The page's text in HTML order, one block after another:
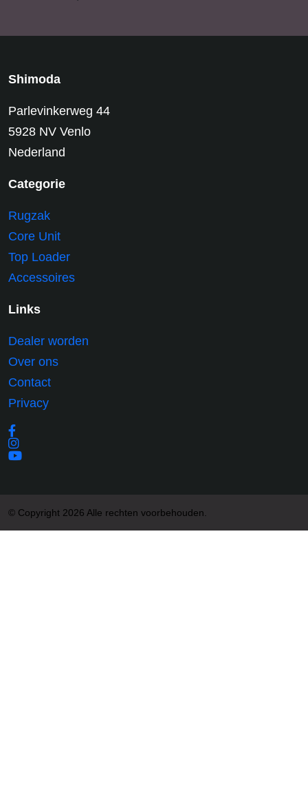
Shimoda
Parlevinkerweg 44
5928 NV Venlo
Nederland
Categorie
Rugzak
Core Unit
Top Loader
Accessoires
Links
Dealer worden
Over ons
Contact
Privacy
© Copyright 2026 Alle rechten voorbehouden.